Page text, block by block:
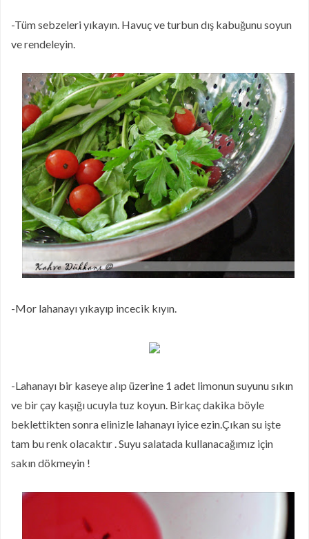
-Tüm sebzeleri yıkayın. Havuç ve turbun dış kabuğunu soyun
ve rendeleyin.
-Mor lahanayı yıkayıp incecik kıyın.
-Lahanayı bir kaseye alıp üzerine 1 adet limonun suyunu sıkın
ve bir çay kaşığı ucuyla tuz koyun. Birkaç dakika böyle
beklettikten sonra elinizle lahanayı iyice ezin.Çıkan su işte
tam bu renk olacaktır . Suyu salatada kullanacağımız için
sakın dökmeyin !